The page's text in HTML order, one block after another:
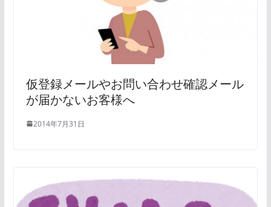
仮登録メールやお問い合わせ確認メール
が届かないお客様へ
2014年7月31日